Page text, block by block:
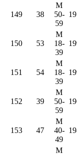
149 38
M
50-
59
150 53
M
18-
39
151 54
M
18-
39
152 39
M
50-
59
153 47
M
40-
49
M